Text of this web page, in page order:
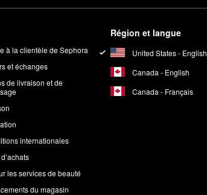
à la clientèle de Sephora
et échanges
de livraison et de
internationales
les services de beauté
du magasin
Région et langue
United States - English
Canada - English
Canada - Français